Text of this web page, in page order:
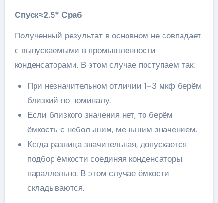
Cпуск≈2,5* Cраб
Полученный результат в основном не совпадает
с выпускаемыми в промышленности
конденсаторами. В этом случае поступаем так:
При незначительном отличии 1–3 мкф берём
близкий по номиналу.
Если близкого значения нет, то берём
ёмкость с небольшим, меньшим значением.
Когда разница значительная, допускается
подбор ёмкости соединяя конденсаторы
параллельно. В этом случае ёмкости
складываются.